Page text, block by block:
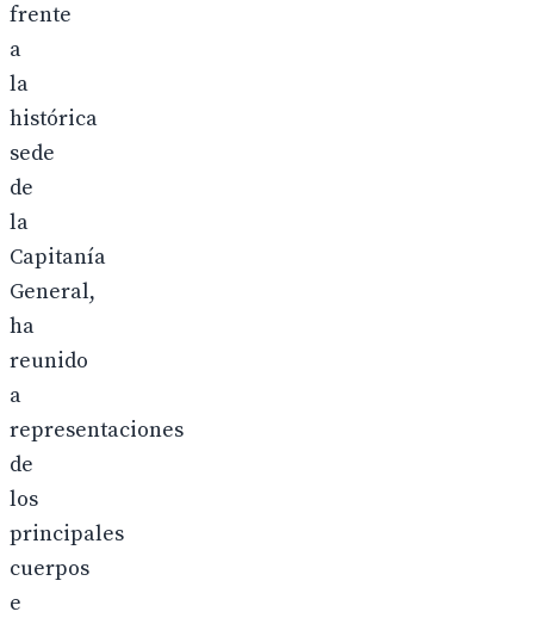
frente
a
la
histórica
sede
de
la
Capitanía
General,
ha
reunido
a
representaciones
de
los
principales
cuerpos
e